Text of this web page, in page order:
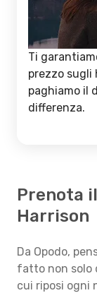
Ti
prezzo sugli
paghiamo il
differenza.
Prenota
Harrison
Da Opodo,
fatto non solo
cui riposi ogni